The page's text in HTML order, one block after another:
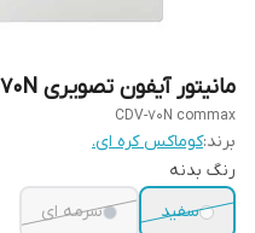
مانیتور آیفون تصویری CDV-70N کوماکس کُره ای
CDV-70N commax
برند:کوماکس کره ای.
رنگ بدنه
سفید
سرمه ای